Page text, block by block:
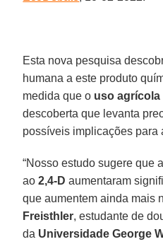
Esta nova pesquisa
humana a este produto
medida que o uso agrícola
descoberta que levanta
possíveis implicações para
“Nosso estudo sugere que
ao 2,4-D aumentaram
que aumentem ainda mais
Freisthler, estudante de
da Universidade George